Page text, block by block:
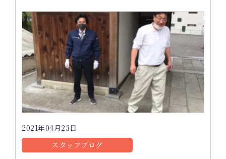
2021年04月23日
スタッフブログ